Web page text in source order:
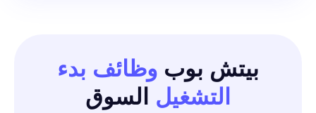
بيتش بوب وظائف بدء
التشغيل السوق